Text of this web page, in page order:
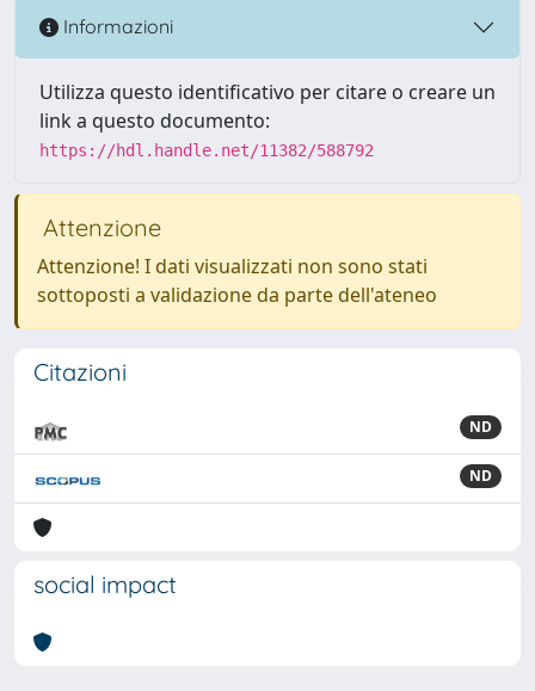
Informazioni
Utilizza questo identificativo per citare o creare un
link a questo documento:
https://hdl.handle.net/11382/588792
Attenzione
Attenzione! I dati visualizzati non sono stati
sottoposti a validazione da parte dell'ateneo
Citazioni
ND
ND
social impact